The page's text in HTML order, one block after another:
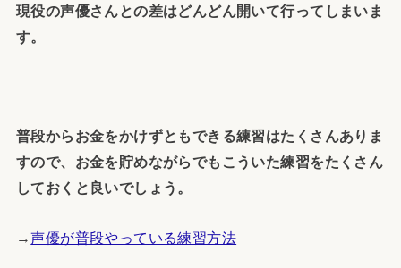
現役の声優さんとの差はどんどん開いて行ってしまいま
す。
普段からお金をかけずともできる練習はたくさんありま
すので、お金を貯めながらでもこういた練習をたくさん
しておくと良いでしょう。
→声優が普段やっている練習方法